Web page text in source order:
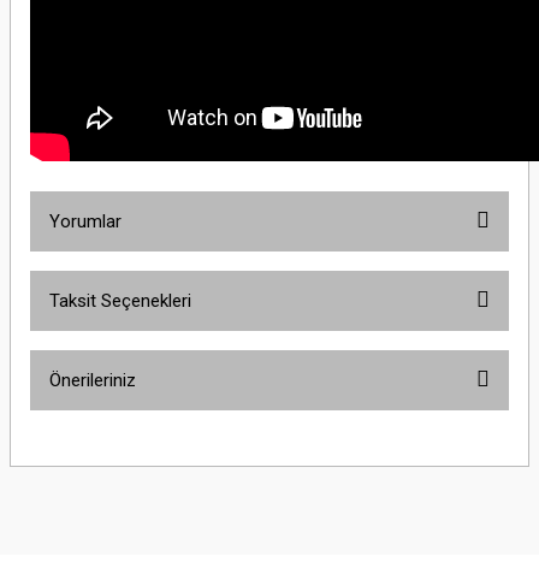
Yorumlar
Taksit Seçenekleri
Önerileriniz